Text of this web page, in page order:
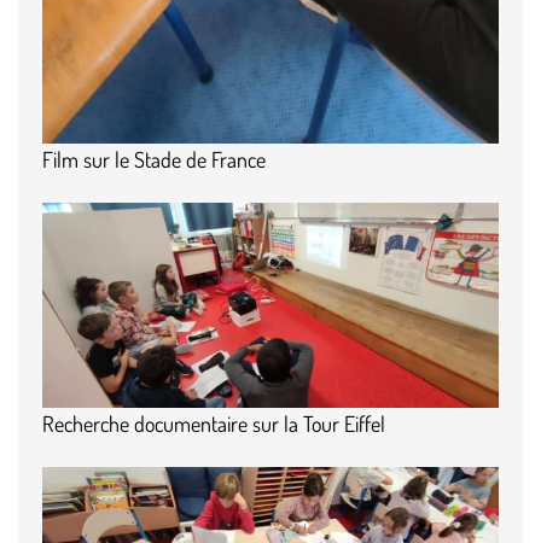
Film sur le Stade de France
Recherche documentaire sur la Tour Eiffel